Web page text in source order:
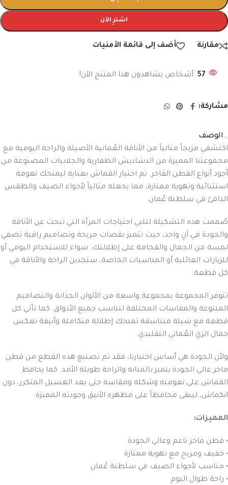
اشترِ الآن
مقارنة أضف إلى قائمة الأمنيات
57 أشخاص يشاهدون هذا المنتج الآن!
مشاركة:
الوصف
اكتشفي مزيجاً مثالياً من الأناقة العُمانية الأصيلة والراحة اليومية مع
مجموعتنا المميزة من الدشاديش الظفارية والجلابيات المصنوعة من
أجود أنواع القطن الفاخر. تم اختيار القماش بعناية ليمنحك نعومة
استثنائية وتهوية ممتازة، مما يجعله مثالياً لأجواء الصيف والطقس
الدافئ في سلطنة عُمان.
صُممت هذه التشكيلة لتلبي احتياجات المرأة التي تبحث عن الأناقة
والجودة في آنٍ واحد، حيث تتميز بقصات مريحة وتصاميم راقية تضفي
لمسة من الجمال والفخامة على إطلالتك. سواء للاستخدام اليومي أو
للزيارات العائلية أو المناسبات الخاصة، ستجدين الراحة والأناقة في
كل قطعة.
تتوفر المجموعة بمجموعة واسعة من الألوان الجذابة والتصاميم
المتنوعة والمقاسات المختلفة لتناسب جميع الأذواق. كما تأتي كل
قطعة مع شيلة متناسقة تمنحك إطلالة متكاملة وأنيقة تعكس
جمال الزي العُماني التقليدي.
ولأن الجودة هي أساس اختيارنا، فقد تم تصنيع هذه القطع من قطن
فاخر عالي الجودة يتميز بالمتانة والراحة طويلة الأمد. كما يحافظ
القماش على نعومته وشكله ومقاسه حتى بعد الغسيل المتكرر، دون
انكماش، ليبقى محافظاً على مظهره الأنيق وجودته المميزة.
المميزات:
• قطن فاخر ناعم وعالي الجودة
• خفيف ومريح مع تهوية ممتازة
• مناسب لأجواء الصيف في سلطنة عُمان
• راحة طوال اليوم